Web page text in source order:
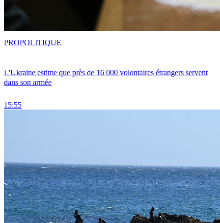
L'Ukraine estime que près de 16 000 volontaires étrangers servent
dans son armée
15:55
PROPOLITIQUE